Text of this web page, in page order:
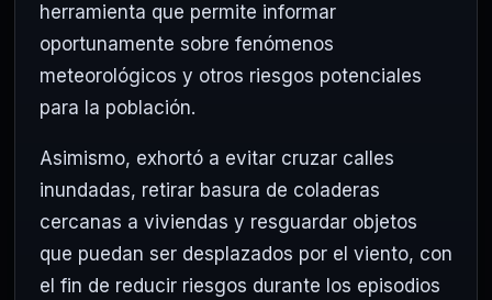
herramienta que permite informar
oportunamente sobre fenómenos
meteorológicos y otros riesgos potenciales
para la población.
Asimismo, exhortó a evitar cruzar calles
inundadas, retirar basura de coladeras
cercanas a viviendas y resguardar objetos
que puedan ser desplazados por el viento, con
el fin de reducir riesgos durante los episodios